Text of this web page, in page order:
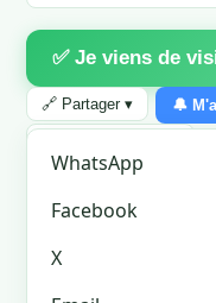
✅ Je viens de
🔗 Partager ▾
WhatsApp
Facebook
X
🔔